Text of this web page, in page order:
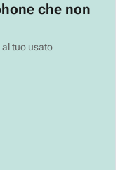
che non
al tuo usato